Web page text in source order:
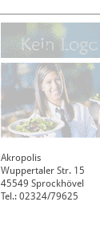
Akropolis
Wuppertaler Str. 15
45549 Sprockhövel
Tel.: 02324/79625